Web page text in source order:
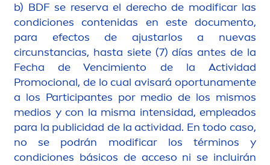
b) BDF se reserva el derecho de modificar las
condiciones contenidas en este documento,
para efectos de ajustarlos a nuevas
circunstancias, hasta siete (7) días antes de la
Fecha de Vencimiento de la Actividad
Promocional, de lo cual avisará oportunamente
a los Participantes por medio de los mismos
medios y con la misma intensidad, empleados
para la publicidad de la actividad. En todo caso,
no se podrán modificar los términos y
condiciones básicos de acceso ni se incluirán